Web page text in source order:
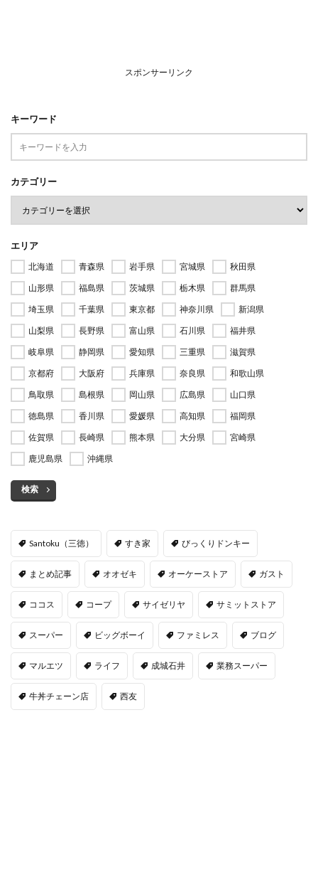
スポンサーリンク
キーワード
カテゴリー
エリア
北海道 青森県 岩手県 宮城県
秋田県
山形県
福島県 茨城県 栃木県
群馬県
埼玉県
千葉県 東京都 神奈川県
新潟県
山梨県
長野県 富山県 石川県
福井県
岐阜県
静岡県 愛知県 三重県
滋賀県
京都府
大阪府 兵庫県 奈良県
和歌山県
鳥取県
島根県 岡山県 広島県
山口県
徳島県
香川県 愛媛県 高知県
福岡県
佐賀県
長崎県 熊本県 大分県
宮崎県
鹿児島県
沖縄県
検索
Santoku（三徳） すき家 びっくりドンキー
まとめ記事 オオゼキ オーケーストア ガスト
ココス コープ サイゼリヤ サミットストア
スーパー ビッグボーイ ファミレス ブログ
マルエツ ライフ 成城石井 業務スーパー
牛丼チェーン店 西友